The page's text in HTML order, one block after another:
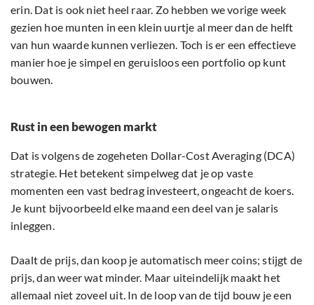
erin. Dat is ook niet heel raar. Zo hebben we vorige week
gezien hoe munten in een klein uurtje al meer dan de helft
van hun waarde kunnen verliezen. Toch is er een effectieve
manier hoe je simpel en geruisloos een portfolio op kunt
bouwen.
Rust in een bewogen markt
Dat is volgens de zogeheten Dollar-Cost Averaging (DCA)
strategie. Het betekent simpelweg dat je op vaste
momenten een vast bedrag investeert, ongeacht de koers.
Je kunt bijvoorbeeld elke maand een deel van je salaris
inleggen.
Daalt de prijs, dan koop je automatisch meer coins; stijgt de
prijs, dan weer wat minder. Maar uiteindelijk maakt het
allemaal niet zoveel uit. In de loop van de tijd bouw je een